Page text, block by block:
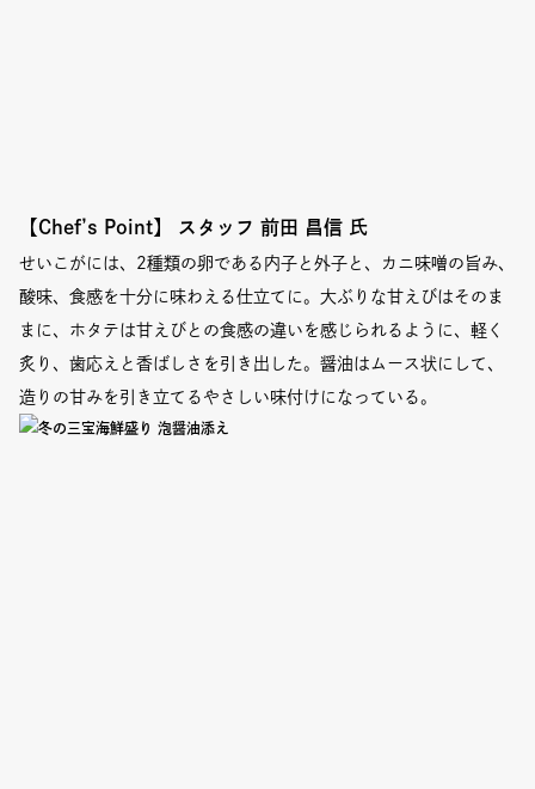
【Chef’s Point】 スタッフ 前田 昌信 氏
せいこがには、2種類の卵である内子と外子と、カニ味噌の旨み、
酸味、食感を十分に味わえる仕立てに。大ぶりな甘えびはそのま
まに、ホタテは甘えびとの食感の違いを感じられるように、軽く
炙り、歯応えと香ばしさを引き出した。醤油はムース状にして、
造りの甘みを引き立てるやさしい味付けになっている。